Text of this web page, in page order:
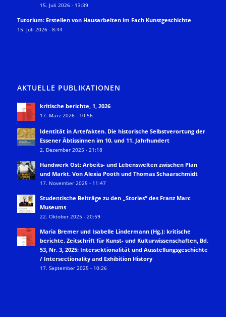
15. Juli 2026 - 13:39
Tutorium: Erstellen von Hausarbeiten im Fach Kunstgeschichte
15. Juli 2026 - 8:44
AKTUELLE PUBLIKATIONEN
kritische berichte, 1, 2026
17. März 2026 - 10:56
Identität in Artefakten. Die historische Selbstverortung der
Essener Äbtissinnen im 10. und 11. Jahrhundert
2. Dezember 2025 - 21:18
Handwerk Ost: Arbeits- und Lebenswelten zwischen Plan
und Markt. Von Alexia Pooth und Thomas Schaarschmidt
17. November 2025 - 11:47
Studentische Beiträge zu den „Stories“ des Franz Marc
Museums
22. Oktober 2025 - 20:59
Maria Bremer und Isabelle Lindermann (Hg.): kritische
berichte. Zeitschrift für Kunst- und Kulturwissenschaften, Bd.
53, Nr. 3, 2025: Intersektionalität und Ausstellungsgeschichte
/ Intersectionality and Exhibition History
17. September 2025 - 10:26